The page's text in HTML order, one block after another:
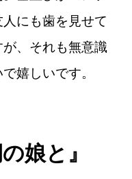
にも歯を見せて
、それも無意識
嬉しいです。
娘と』